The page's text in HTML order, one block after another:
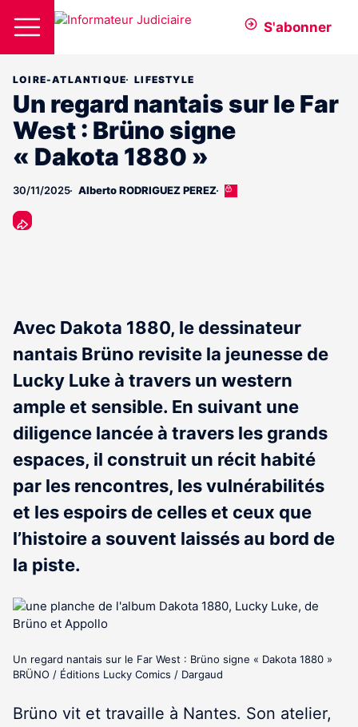
S'abonner
LOIRE-ATLANTIQUE LIFESTYLE
Un regard nantais sur le Far
West : Brüno signe
« Dakota 1880 »
30/11/2025 Alberto RODRIGUEZ PEREZ
Cet
Avec Dakota 1880, le dessinateur
nantais Brüno revisite la jeunesse de
Lucky Luke à travers un western
ample et sensible. En suivant une
diligence lancée à travers les grands
espaces, il construit un récit habité
par les rencontres, les vulnérabilités
et les espoirs de celles et ceux que
l’histoire a souvent laissés au bord de
la piste.
Un regard nantais sur le Far West : Brüno signe « Dakota 1880 »
BRÜNO / Éditions Lucky Comics / Dargaud
Brüno vit et travaille à Nantes. Son atelier,